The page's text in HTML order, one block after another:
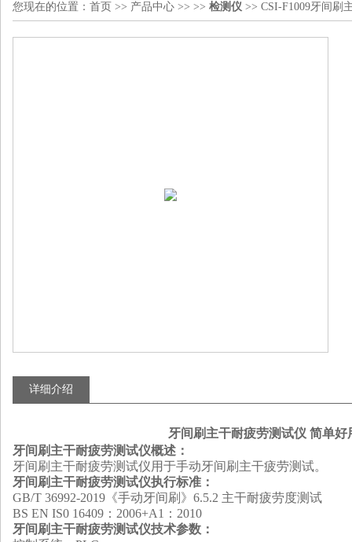
您现在的位置： 首页 >> 产品中心 >> >> 检测仪 >> CSI-F1009牙间刷
详细介绍
牙间刷主干耐疲劳测试仪 简单好
牙间刷主干耐疲劳测试仪概述：
牙间刷主干耐疲劳测试仪用于手动牙间刷主干疲劳测试。
牙间刷主干耐疲劳测试仪执行标准：
GB/T 36992-2019《手动牙间刷》6.5.2 主干耐疲劳度测试
BS EN IS0 16409 ： 2006+A1 ： 2010
牙间刷主干耐疲劳测试仪技术参数：